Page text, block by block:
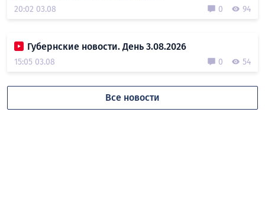
20:02 03.08 0 94
Губернские новости. День 3.08.2026
15:05 03.08 0 54
Все новости